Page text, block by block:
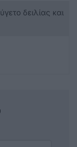
δειλίας και